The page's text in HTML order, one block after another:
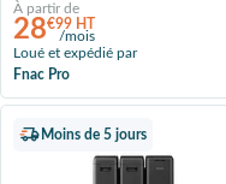
À partir de
28€99 HT
/mois
Loué et expédié par
Fnac Pro
Moins de 5 jours